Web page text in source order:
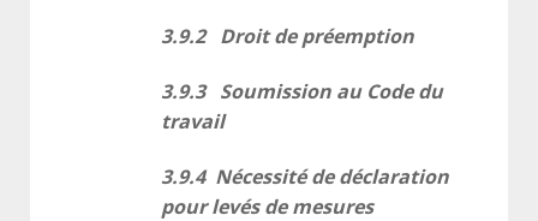
3.9.2 Droit de préemption
3.9.3 Soumission au Code du
travail
3.9.4 Nécessité de déclaration
pourlevés de mesures